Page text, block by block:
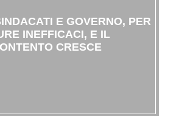
E GOVERNO, PER
INEFFICACI, E IL
CRESCE